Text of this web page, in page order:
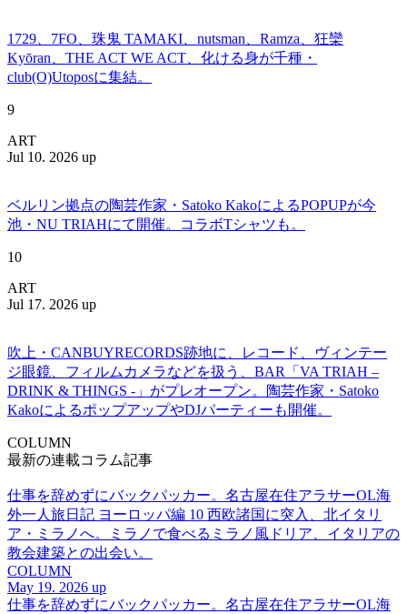
1729、7FO、珠鬼 TAMAKI、nutsman、Ramza、狂欒
Kyōran、THE ACT WE ACT、化ける身が千種・
club(O)Utoposに集結。
9
ART
Jul 10. 2026 up
ベルリン拠点の陶芸作家・Satoko KakoによるPOPUPが今
池・NU TRIAHにて開催。コラボTシャツも。
10
ART
Jul 17. 2026 up
吹上・CANBUYRECORDS跡地に、レコード、ヴィンテー
ジ眼鏡、フィルムカメラなどを扱う、BAR「VA TRIAH –
DRINK & THINGS -」がプレオープン。陶芸作家・Satoko
KakoによるポップアップやDJパーティーも開催。
COLUMN
最新の連載コラム記事
仕事を辞めずにバックパッカー。名古屋在住アラサーOL海
外一人旅日記 ヨーロッパ編 10 西欧諸国に突入、北イタリ
ア・ミラノへ。ミラノで食べるミラノ風ドリア、イタリアの
教会建築との出会い。
COLUMN
May 19. 2026 up
仕事を辞めずにバックパッカー。名古屋在住アラサーOL海